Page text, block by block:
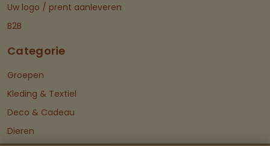
Uw logo / prent aanleveren
B2B
Categorie
Groepen
Kleding & Textiel
Deco & Cadeau
Dieren